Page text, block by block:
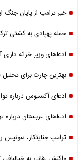
خبر ترامپ از پایان جنگ
حمله پهپادی به کشتی
ادعاهای وزیر خزانه داری
بهترین چارت برای تحلیل
ادعای آکسیوس درباره
ادعاهای عربستان درباره
ترامپ جنایتکار، سوئیس